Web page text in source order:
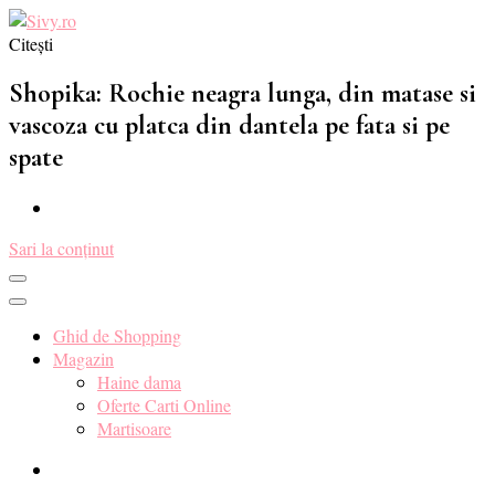
Sivy.ro ❤️
Sivy.ro este un sursa de inspiratie si un ghid de cumparare online
pentru tine. ❤️
Citești
Shopika: Rochie neagra lunga, din matase si
vascoza cu platca din dantela pe fata si pe
spate
Sari la conținut
Ghid de Shopping
Magazin
Haine dama
Oferte Carti Online
Martisoare